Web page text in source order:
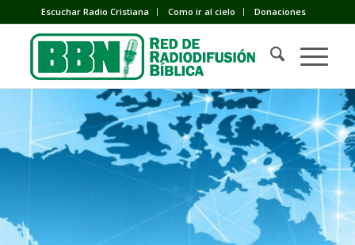
Escuchar Radio Cristiana Como ir al cielo Donaciones